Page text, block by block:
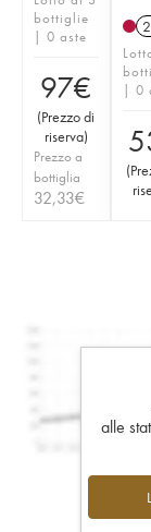
bottiglie
| 0 aste
97€
(Prezzo di
riserva)
Prezzo a
bottiglia
32,33€
| 0
(
alle